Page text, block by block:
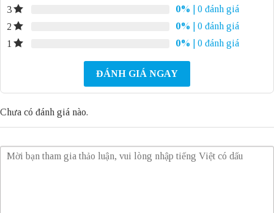
3
0%
| 0 đánh giá
2
0%
| 0 đánh giá
1
0% | 0 đánh giá
ĐÁNH GIÁ NGAY
Chưa có đánh giá nào.